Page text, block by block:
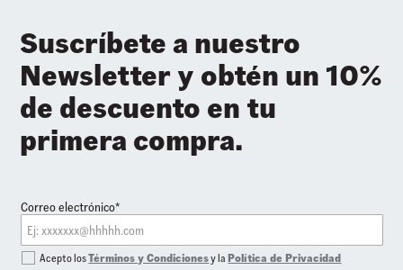
Suscríbete a nuestro
Newsletter y obtén un 10%
de descuento en tu
primera compra.
Correo electrónico*
Acepto losTérminos y Condicionesy laPolítica de Privacidad